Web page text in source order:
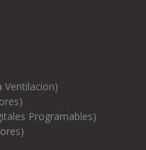
Ventilacion)
Programables)